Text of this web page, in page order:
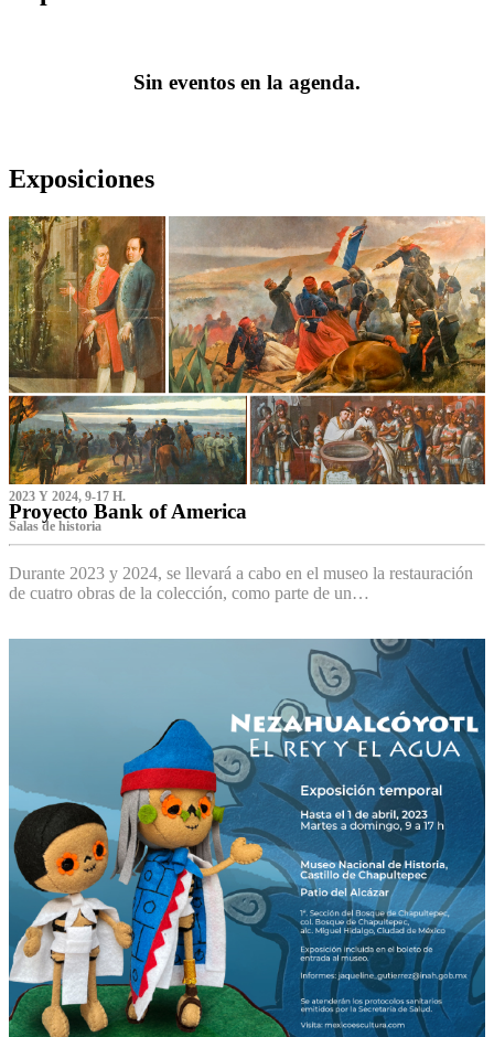
Sin eventos en la agenda.
Exposiciones
2023 Y 2024, 9-17 H.
Proyecto Bank of America
S‌alas de historia
Durante 2023 y 2024, se llevará a cabo en el museo la restauración
de cuatro obras de la colección, como parte de un…